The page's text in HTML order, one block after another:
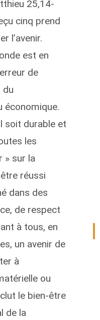
25,14-
cinq prend
l’avenir.
est en
de
du
économique.
soit durable et
les
» sur la
réussi
dans des
de respect
à tous, en
un avenir de
à
ou
le bien-être
de la